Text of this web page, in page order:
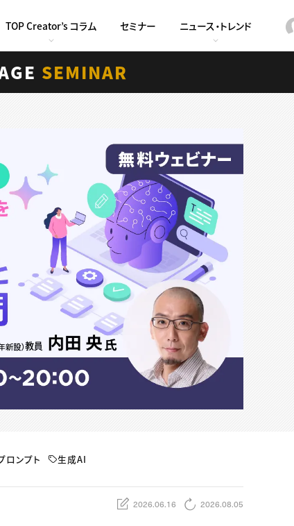
TOP Creator’s コラム セミナー ニュース・トレンド
SEMINAR
ロンプト 生成AI
2026.06.16 2026.08.05